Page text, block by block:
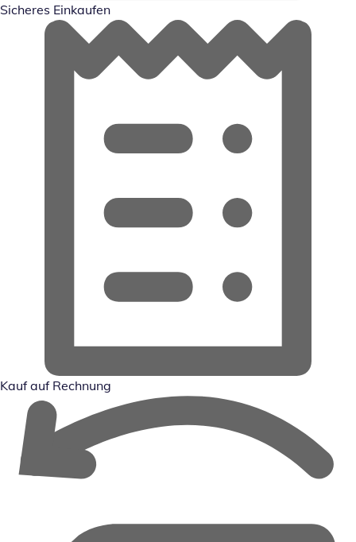
Sicheres Einkaufen
Kauf auf Rechnung